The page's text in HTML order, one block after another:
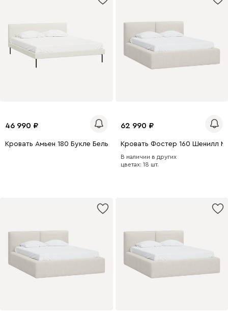
46 990
Кровать Амьен 180 Букле Белый
62 990
Кровать Фостер 160 Шенилл
В наличии в других
цветах: 18 шт.